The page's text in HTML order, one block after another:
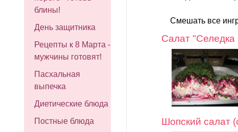
блины!
День защитника
Рецепты к 8 Марта -
мужчины готовят!
Пасхальная
выпечка
Диетические блюда
Постные блюда
Смешать все
Салат "Селедка
Шопский салат